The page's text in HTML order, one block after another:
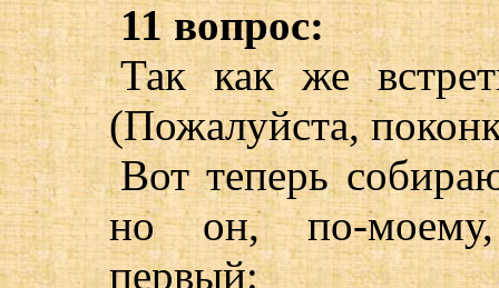
11 вопрос:
Так как же
(Пожалуйста,
Вот теперь
но он, по-моему,
первый: